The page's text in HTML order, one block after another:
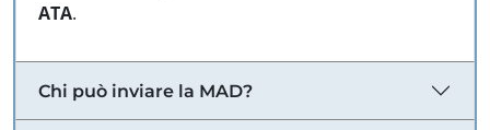
ATA.
Chi può inviare la MAD?